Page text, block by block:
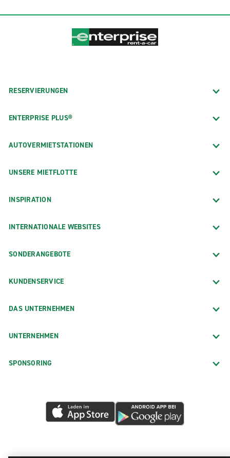
RESERVIERUNGEN
ENTERPRISE PLUS®
AUTOVERMIETSTATIONEN
UNSERE MIETFLOTTE
INSPIRATION
INTERNATIONALE WEBSITES
SONDERANGEBOTE
KUNDENSERVICE
DAS UNTERNEHMEN
UNTERNEHMEN
SPONSORING